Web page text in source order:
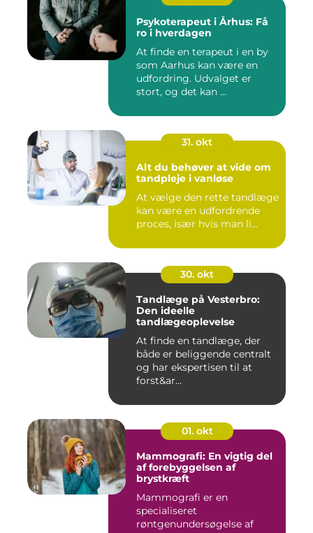
Psykoterapeut i Århus: Få
ro i hverdagen
At finde en terapeut i en by
som Aarhus kan være en
udfordring. Udvalget er
stort, og det kan ...
31. okt
Alt du behøver at vide om
tandpleje i vanløse
At vælge den rette tandlæge
kan være en udfordrende
proces, især hvis man li...
30. okt
Tandlæge på Vesterbro:
Den ideelle
tandlægeoplevelse
At finde en tandlæge, der
både er beliggende centralt
og har ekspertisen til at
forst&ar...
01. okt
Mammografi: En vigtig del
af forebyggelsen af
brystkræft
Mammografi er en
specialiseret
røntgenundersøgelse af